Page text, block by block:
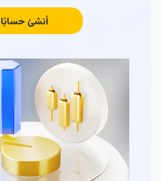
أنشئ حسابًا